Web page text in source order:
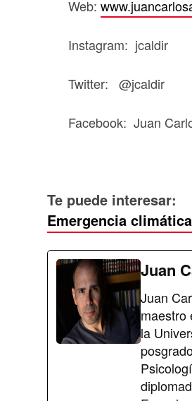
Web:
Instagram: jcaldir
Twitter: @jcaldir
Facebook: Juan
Te puede interesar:
Emergencia climática
Juan
Juan
maestro
la